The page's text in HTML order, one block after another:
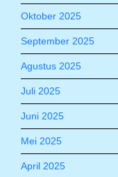
Oktober 2025
September 2025
Agustus 2025
Juli 2025
Juni 2025
Mei 2025
April 2025